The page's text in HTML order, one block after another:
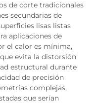
de corte tradicionales
secundarias de
lisas listas
aplicaciones de
el calor es mínima,
evita la distorsión
estructural durante
de precisión
complejas,
que serían